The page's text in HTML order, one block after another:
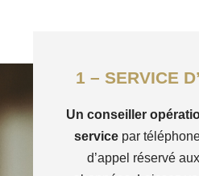
1 – SERVICE
Un conseiller
service par
d’appel réservé